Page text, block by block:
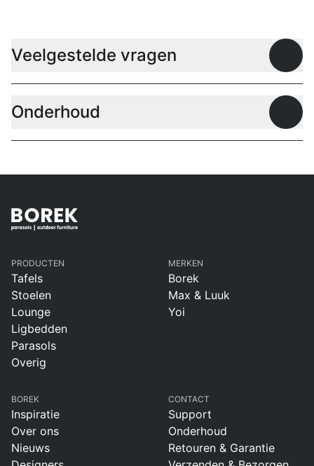
Veelgestelde vragen
Onderhoud
PRODUCTEN
Tafels
Stoelen
Lounge
Ligbedden
Parasols
Overig
MERKEN
Borek
Max & Luuk
Yoi
BOREK
Inspiratie
Over ons
Nieuws
CONTACT
Support
Onderhoud
Retouren & Garantie